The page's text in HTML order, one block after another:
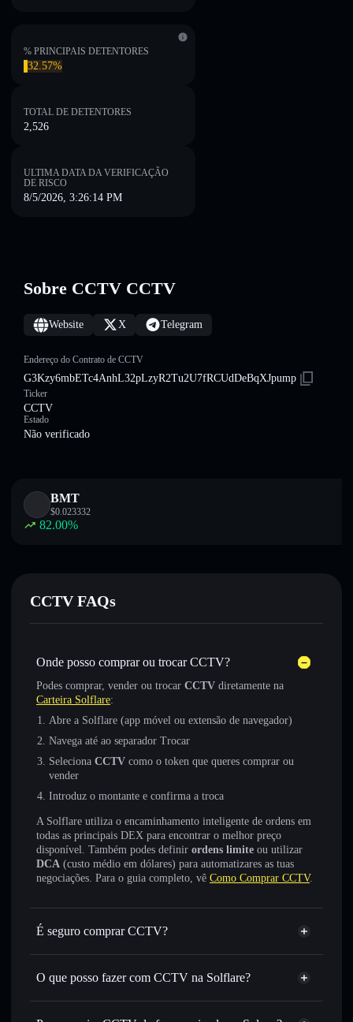
% PRINCIPAIS DETENTORES
32.57%
TOTAL DE DETENTORES
2,526
ULTIMA DATA DA VERIFICAÇÃO
DE RISCO
8/5/2026, 3:26:14 PM
Sobre CCTV CCTV
Website X Telegram
Endereço do Contrato de CCTV
G3Kzy6mbETc4AnhL32pLzyR2Tu2U7fRCUdDeBqXJpump
Ticker
CCTV
Estado
Não verificado
BMT
$0.023332
82.00%
CCTV FAQs
Onde posso comprar ou trocar CCTV?
Podes comprar, vender ou trocar CCTV diretamente na
Carteira Solflare:
Abre a Solflare (app móvel ou extensão de navegador)
Navega até ao separador Trocar
Seleciona CCTV como o token que queres comprar ou
vender
Introduz o montante e confirma a troca
A Solflare utiliza o encaminhamento inteligente de ordens em
todas as principais DEX para encontrar o melhor preço
disponível. Também podes definir ordens limite ou utilizar
DCA (custo médio em dólares) para automatizares as tuas
negociações. Para o guia completo, vê Como Comprar CCTV.
É seguro comprar CCTV?
CCTV não está verificado
O que posso fazer com CCTV na Solflare?
CCTV
Carteira Solflare